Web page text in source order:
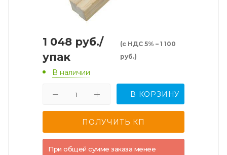
1 048 руб./
упак
(с НДС 5% – 1 100
руб.)
В наличии
В КОРЗИНУ
При общей сумме заказа менее